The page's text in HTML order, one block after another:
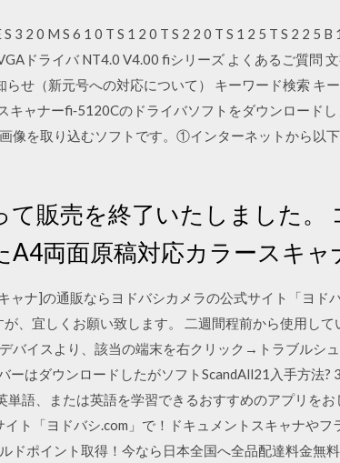
2 0 M S 6 1 0 T S 1 2 0 T S 2 2 0 T S 1 2 5 T S 2 2 5 B
ドライバ NT4.0 V4.00 fiシリーズ よくあるご質問
せ（新元号への対応について） キーワード検索 キ
キャナーfi‐5120Cのドライバソフトをダウンロード
像を取り込むソフトです。①インターネットから以
販売を終了いたしました。
両面原稿対応カラースキャ
ャナ]の通販ならヨドバシカメラの公式サイト「ヨド
、宜しくお願い致します。 二週間程前から使用して
バイスより、該当の端末を右クリック→トラブルシ
はダウンロードしたがソフトScandAll21入手方法?
語、または英語を学習できるおすすめのアプリをお
ト「ヨドバシ.com」で！ドキュメントスキャナやフ
ポイント取得！今なら日本全国へ全品配達料金無料